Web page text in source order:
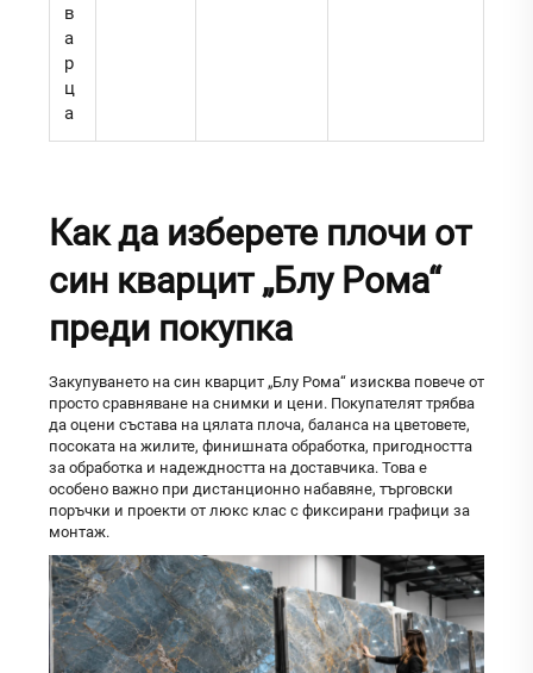
в
а
р
ц
а
Как да изберете плочи от
син кварцит „Блу Рома“
преди покупка
Закупуването на син кварцит „Блу Рома“ изисква повече от
просто сравняване на снимки и цени. Покупателят трябва
да оцени състава на цялата плоча, баланса на цветовете,
посоката на жилите, финишната обработка, пригодността
за обработка и надеждността на доставчика. Това е
особено важно при дистанционно набавяне, търговски
поръчки и проекти от люкс клас с фиксирани графици за
монтаж.